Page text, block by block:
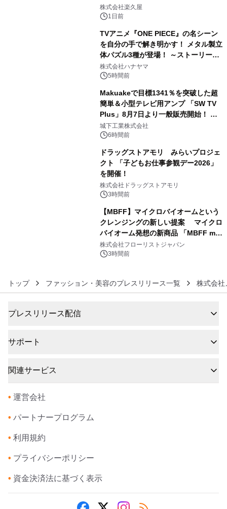
メニューを提供
株式会社楽久屋
1日前
TVアニメ『ONE PIECE』の名シーン
を自分の手で解き明かす！ メタル製立
体パズル3種が登場！ ～ストーリーと
ギミックが融合した 大人の体験型パズ
ルが8月7日(金)12時より先行予約受付
株式会社ハナヤマ
5時間前
Makuakeで目標1341％を突破した超
簡単＆小型テレビ用アンプ 「SW TV
Plus」8月7日より一般販売開始！ ケ
ーブル1本つなぐだけ、テレビの音が
ぐっと豊かに
城下工業株式会社
6時間前
ドラッグストアモリ みらいプロジェ
クト 「子どもお仕事参観デー2026」
を開催！
株式会社ドラッグストアモリ
3時間前
【MBFF】マイクロバイオームという
クレンジングの新しい提案 マイクロ
バイオーム発想の新商品 「MBFF mb
クレンジングPRO」を2026年8月6日
発売
株式会社フローリストジャパン
3時間前
トップ ファッション・美容のプレスリリース一覧 株式会社
プレスリリース配信
サポート
関連サービス
• 運営会社
• パートナープログラム
• 利用規約
• プライバシーポリシー
• 資金決済法に基づく表示